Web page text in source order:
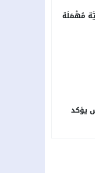
ثَرْوَة اِقْتِصَادِيَّة مُهْمَلَة
يؤكد